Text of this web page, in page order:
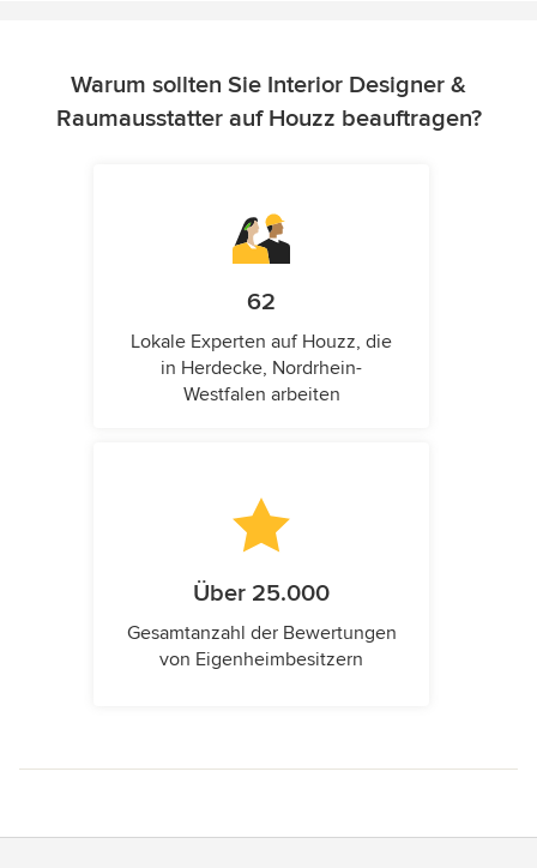
Warum sollten Sie Interior Designer &
Raumausstatter auf Houzz beauftragen?
62
Lokale Experten auf Houzz, die
in Herdecke, Nordrhein-
Westfalen arbeiten
Über 25.000
Gesamtanzahl der Bewertungen
von Eigenheimbesitzern